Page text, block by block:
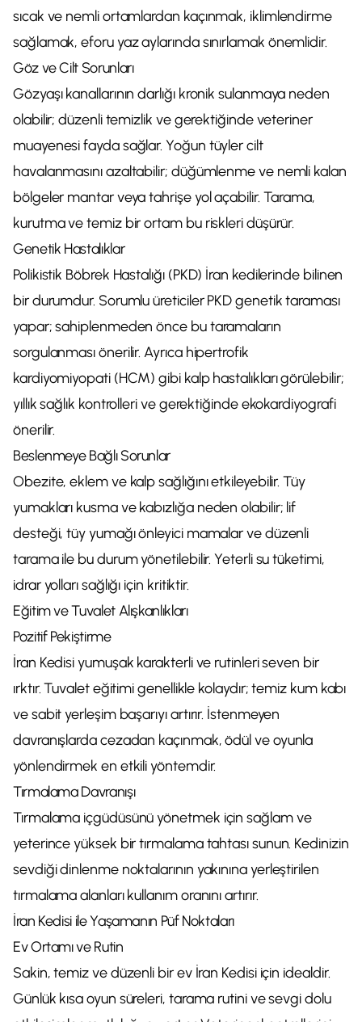
sıcak ve nemli ortamlardan kaçınmak, iklimlendirme
sağlamak, eforu yaz aylarında sınırlamak önemlidir.
Göz ve Cilt Sorunları
Gözyaşı kanallarının darlığı kronik sulanmaya neden
olabilir; düzenli temizlik ve gerektiğinde veteriner
muayenesi fayda sağlar. Yoğun tüyler cilt
havalanmasını azaltabilir; düğümlenme ve nemli kalan
bölgeler mantar veya tahrişe yol açabilir. Tarama,
kurutma ve temiz bir ortam bu riskleri düşürür.
Genetik Hastalıklar
Polikistik Böbrek Hastalığı (PKD) İran kedilerinde bilinen
bir durumdur. Sorumlu üreticiler PKD genetik taraması
yapar; sahiplenmeden önce bu taramaların
sorgulanması önerilir. Ayrıca hipertrofik
kardiyomiyopati (HCM) gibi kalp hastalıkları görülebilir;
yıllık sağlık kontrolleri ve gerektiğinde ekokardiyografi
önerilir.
Beslenmeye Bağlı Sorunlar
Obezite, eklem ve kalp sağlığını etkileyebilir. Tüy
yumakları kusma ve kabızlığa neden olabilir; lif
desteği, tüy yumağı önleyici mamalar ve düzenli
tarama ile bu durum yönetilebilir. Yeterli su tüketimi,
idrar yolları sağlığı için kritiktir.
Eğitim ve Tuvalet Alışkanlıkları
Pozitif Pekiştirme
İran Kedisi yumuşak karakterli ve rutinleri seven bir
ırktır. Tuvalet eğitimi genellikle kolaydır; temiz kum kabı
ve sabit yerleşim başarıyı artırır. İstenmeyen
davranışlarda cezadan kaçınmak, ödül ve oyunla
yönlendirmek en etkili yöntemdir.
Tırmalama Davranışı
Tırmalama içgüdüsünü yönetmek için sağlam ve
yeterince yüksek bir tırmalama tahtası sunun. Kedinizin
sevdiği dinlenme noktalarının yakınına yerleştirilen
tırmalama alanları kullanım oranını artırır.
İran Kedisi ile Yaşamanın Püf Noktaları
Ev Ortamı ve Rutin
Sakin, temiz ve düzenli bir ev İran Kedisi için idealdir.
Günlük kısa oyun süreleri, tarama rutini ve sevgi dolu